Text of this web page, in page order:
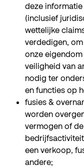
deze
(inclusief
wettelijke
verdedigen,
onze
veiligheid van
nodig ter
en functies op
fusies &
worden
vermogen of
een verkoop,
andere;